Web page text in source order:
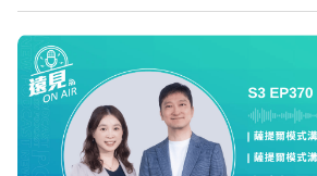
家爭鳴的激烈浪潮下，傳統的健身房
集《遠見ON AIR》邀請到可爾姿
遠，帶你解析可爾姿如何打造出兼顧
健身新契機！ 🔺如何從「傳統大型健
運動便利店」？ 🔺運動如何落實最貼
壓力」空間？ 🔺對抗肌少症、預防高